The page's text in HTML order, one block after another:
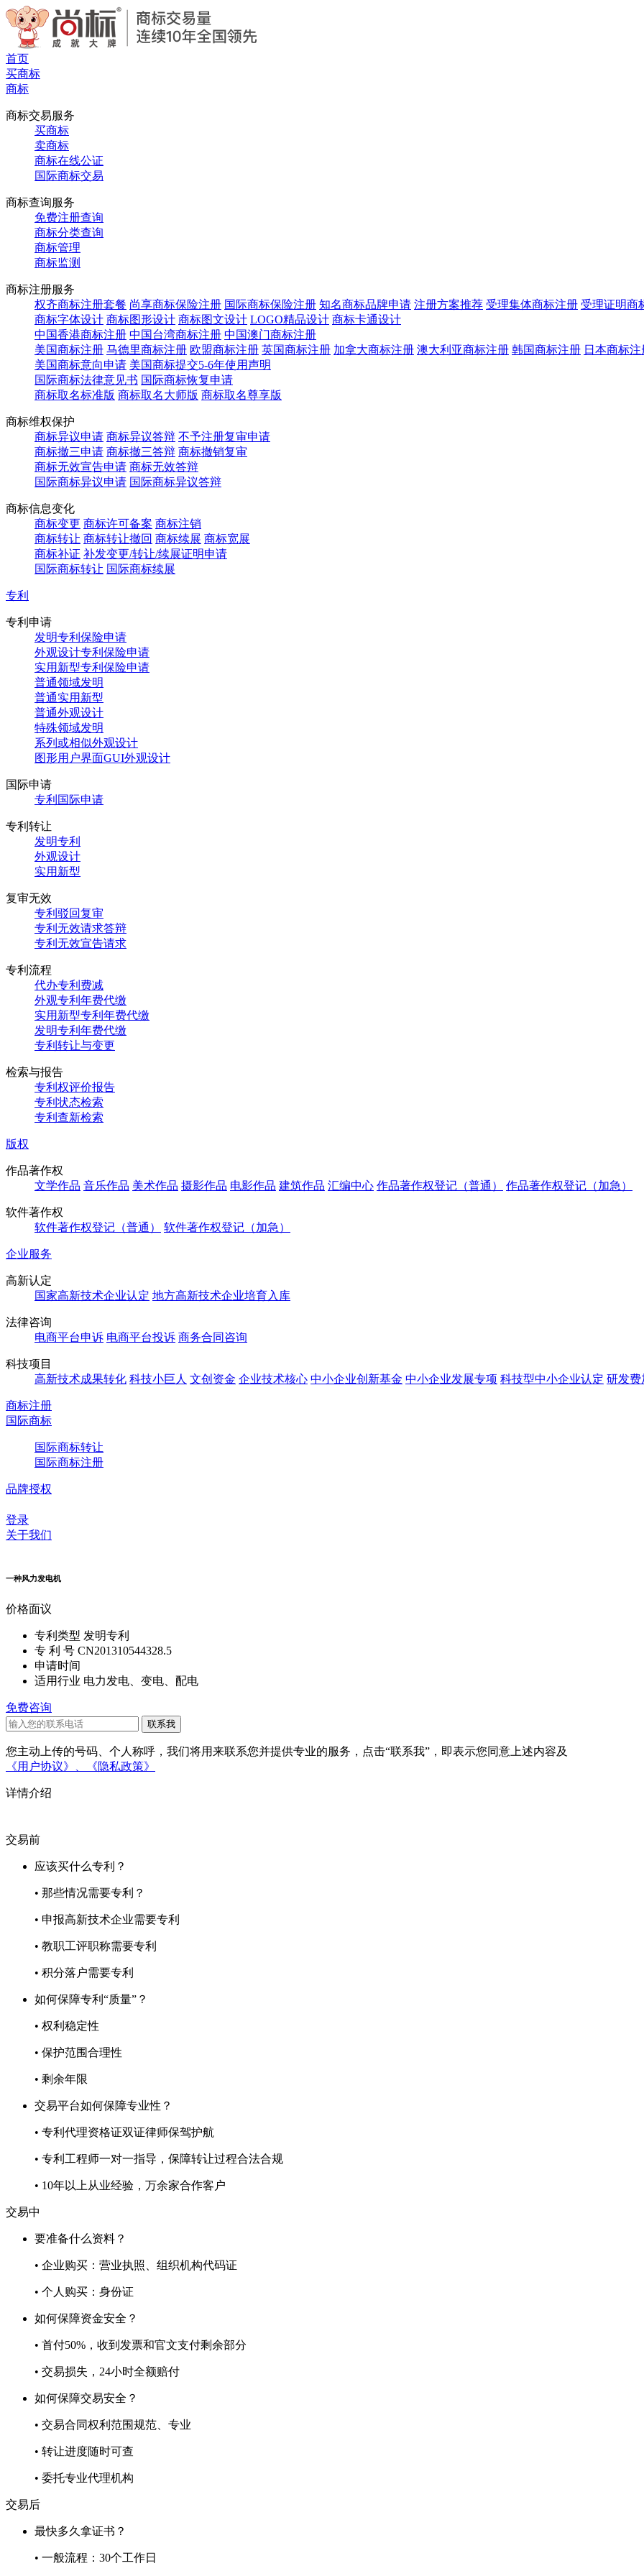
首页
买商标
商标
商标交易服务
买商标
卖商标
商标在线公证
国际商标交易
商标查询服务
免费注册查询
商标分类查询
商标管理
商标监测
商标注册服务
权齐商标注册套餐 尚享商标保险注册 国际商标保险注册 知名商标品牌申请 注册方案推荐 受理集体商标注册 受理证明商
商标字体设计 商标图形设计 商标图文设计 LOGO精品设计 商标卡通设计
中国香港商标注册 中国台湾商标注册 中国澳门商标注册
美国商标注册 马德里商标注册 欧盟商标注册 英国商标注册 加拿大商标注册 澳大利亚商标注册 韩国商标注册 日本商标注
美国商标意向申请 美国商标提交5-6年使用声明
国际商标法律意见书 国际商标恢复申请
商标取名标准版 商标取名大师版 商标取名尊享版
商标维权保护
商标异议申请 商标异议答辩 不予注册复审申请
商标撤三申请 商标撤三答辩 商标撤销复审
商标无效宣告申请 商标无效答辩
国际商标异议申请 国际商标异议答辩
商标信息变化
商标变更 商标许可备案 商标注销
商标转让 商标转让撤回 商标续展 商标宽展
商标补证 补发变更/转让/续展证明申请
国际商标转让 国际商标续展
专利
专利申请
发明专利保险申请
外观设计专利保险申请
实用新型专利保险申请
普通领域发明
普通实用新型
普通外观设计
特殊领域发明
系列或相似外观设计
图形用户界面GUI外观设计
国际申请
专利国际申请
专利转让
发明专利
外观设计
实用新型
复审无效
专利驳回复审
专利无效请求答辩
专利无效宣告请求
专利流程
代办专利费减
外观专利年费代缴
实用新型专利年费代缴
发明专利年费代缴
专利转让与变更
检索与报告
专利权评价报告
专利状态检索
专利查新检索
版权
作品著作权
文学作品 音乐作品 美术作品 摄影作品 电影作品 建筑作品 汇编中心 作品著作权登记（普通） 作品著作权登记（加急）
软件著作权
软件著作权登记（普通）
软件著作权登记（加急）
企业服务
高新认定
国家高新技术企业认定 地方高新技术企业培育入库
法律咨询
电商平台申诉 电商平台投诉 商务合同咨询
科技项目
高新技术成果转化 科技小巨人 文创资金 企业技术核心 中小企业创新基金 中小企业发展专项 科技型中小企业认定 研发费
商标注册
国际商标
国际商标转让
国际商标注册
品牌授权
登录
关于我们
一种风力发电机
价格面议
专利类型 发明专利
专 利 号 CN201310544328.5
申请时间
适用行业 电力发电、变电、配电
免费咨询
您主动上传的号码、个人称呼，我们将用来联系您并提供专业的服务，点击“联系我”，即表示您同意上述内容及
《用户协议》、
《隐私政策》
详情介绍
交易前
应该买什么专利？
• 那些情况需要专利？
• 申报高新技术企业需要专利
• 教职工评职称需要专利
• 积分落户需要专利
如何保障专利“质量”？
• 权利稳定性
• 保护范围合理性
• 剩余年限
交易平台如何保障专业性？
• 专利代理资格证双证律师保驾护航
• 专利工程师一对一指导，保障转让过程合法合规
• 10年以上从业经验，万余家合作客户
交易中
要准备什么资料？
• 企业购买：营业执照、组织机构代码证
• 个人购买：身份证
如何保障资金安全？
• 首付50%，收到发票和官文支付剩余部分
• 交易损失，24小时全额赔付
如何保障交易安全？
• 交易合同权利范围规范、专业
• 转让进度随时可查
• 委托专业代理机构
交易后
最快多久拿证书？
• 一般流程：30个工作日